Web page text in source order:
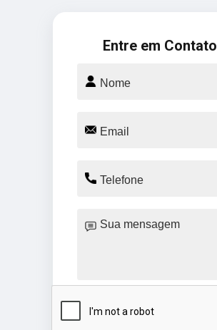
Entre em Contato